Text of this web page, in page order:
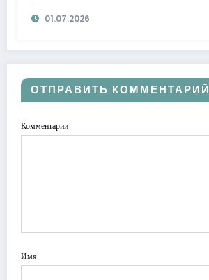
01.07.2026
ОТПРАВИТЬ КОММЕНТАРИЙ
Комментарии
Имя